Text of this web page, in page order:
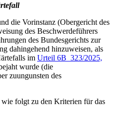
die Vorinstanz (Obergericht des
des Beschwerdeführers
des Bundesgerichts zur
dahingehend hinzuweisen, als
im Urteil 6B_323/2025,
wurde (die
zuungunsten des
wie folgt zu den Kriterien für das